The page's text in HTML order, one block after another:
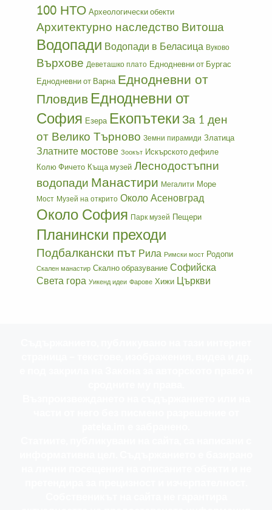
100 НТО Археологически обекти
Архитектурно наследство Витоша
Водопади Водопади в Беласица Вуково
Върхове Деветашко плато Еднодневни от Бургас
Еднодневни от Варна Еднодневни от
Пловдив Еднодневни от
София Езера Екопътеки За 1 ден
от Велико Търново Земни пирамиди Златица
Златните мостове Зоокът Искърското дефиле
Колю Фичето Къща музей Леснодостъпни
водопади Манастири Мегалити Море
Мост Музей на открито Около Асеновград
Около София Парк музей Пещери
Планински преходи
Подбалкански път Рила Римски мост Родопи
Скален манастир Скално образувание Софийска
Света гора Уикенд идеи Фарове Хижи Църкви